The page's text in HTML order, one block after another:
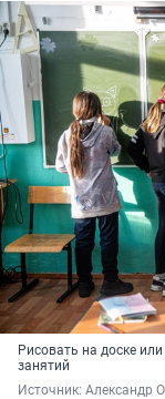
Рисовать на доске
занятий
Источник: Александр